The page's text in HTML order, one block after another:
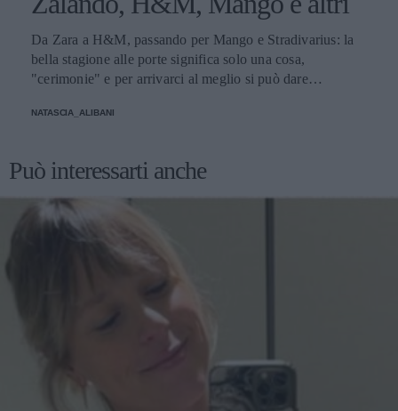
Da Zara a H&M, passando per Mango e Stradivarius: la
bella stagione alle porte significa solo una cosa,
"cerimonie" e per arrivarci al meglio si può dare
NATASCIA_ALIBANI
Può interessarti anche